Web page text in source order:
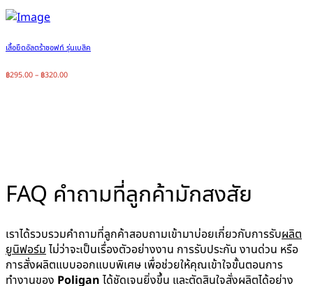
เสื้อยืดอัลตร้าซอฟท์ รุ่นเบสิค
฿295.00 – ฿320.00
FAQ คำถามที่ลูกค้ามักสงสัย
เราได้รวบรวมคำถามที่ลูกค้าสอบถามเข้ามาบ่อยเกี่ยวกับการรับผลิต
ยูนิฟอร์ม ไม่ว่าจะเป็นเรื่องตัวอย่างงาน การรับประกัน งานด่วน หรือ
การสั่งผลิตแบบออกแบบพิเศษ เพื่อช่วยให้คุณเข้าใจขั้นตอนการ
ทำงานของ Poligan ได้ชัดเจนยิ่งขึ้น และตัดสินใจสั่งผลิตได้อย่าง